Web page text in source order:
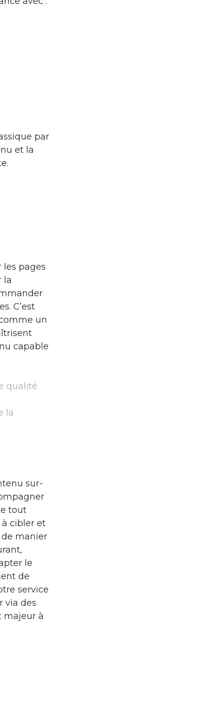
par
et la
les pages
la
C’est
un
capable
qualité
la
sur-
tout
à cibler et
manier
le
de
service
via des
majeur à